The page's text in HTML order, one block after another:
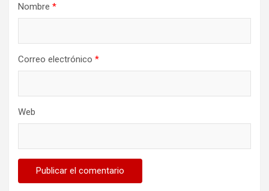
Nombre *
Correo electrónico *
Web